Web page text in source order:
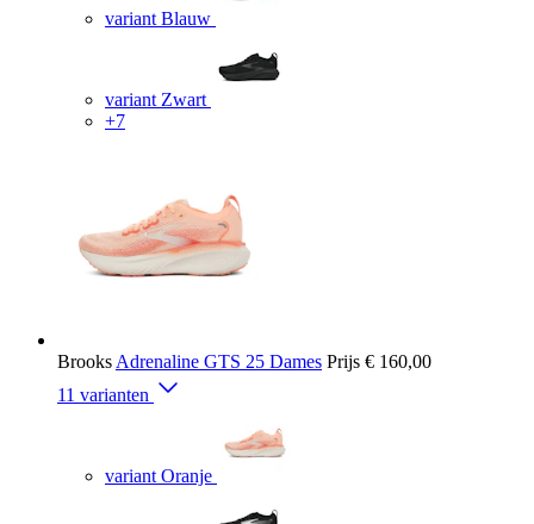
variant Blauw
variant Zwart
+7
Brooks Adrenaline GTS 25 Dames Prijs € 160,00
11 varianten
variant Oranje